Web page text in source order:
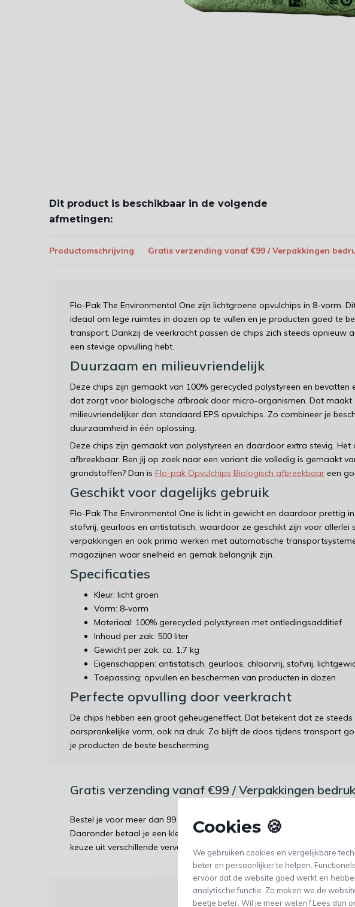
Cookies 🍪
We gebruiken cookies en vergelijkbare
beter en persoonlijker te helpen.
ervoor dat de website goed werkt en
analytische functie. Zo maken we de
beetje beter. Wil je meer weten? Lees dan
Dit product is beschikbaar in de volgende
afmetingen:
Productomschrijving Gratis verzending vanaf €99 / Verpakkingen
Flo-Pak The Environmental One zijn lichtgroene opvulchips in 8-vorm.
ideaal om lege ruimtes in dozen op te vullen en je producten goed te
transport. Dankzij de veerkracht passen de chips zich steeds opnieuw
een stevige opvulling hebt.
Duurzaam en milieuvriendelijk
Deze chips zijn gemaakt van 100% gerecycled polystyreen en bevatten
dat zorgt voor biologische afbraak door micro-organismen. Dat maakt
milieuvriendelijker dan standaard EPS opvulchips. Zo combineer je
duurzaamheid in één oplossing.
Deze chips zijn gemaakt van polystyreen en daardoor extra stevig.
afbreekbaar. Ben jij op zoek naar een variant die volledig is gemaakt
grondstoffen? Dan is Flo-pak Opvulchips Biologisch afbreekbaar een
Geschikt voor dagelijks gebruik
Flo-Pak The Environmental One is licht in gewicht en daardoor prettig
stofvrij, geurloos en antistatisch, waardoor ze geschikt zijn voor allerlei
verpakkingen en ook prima werken met automatische
magazijnen waar snelheid en gemak belangrijk zijn.
Specificaties
Kleur: licht groen
Vorm: 8-vorm
Materiaal: 100% gerecycled polystyreen met ontledingsadditief
Inhoud per zak: 500 liter
Gewicht per zak: ca. 1,7 kg
Eigenschappen: antistatisch, geurloos, chloorvrij, stofvrij,
Toepassing: opvullen en beschermen van producten in dozen
Perfecte opvulling door veerkracht
De chips hebben een groot geheugeneffect. Dat betekent dat ze
oorspronkelijke vorm, ook na druk. Zo blijft de doos tijdens transport
je producten de beste bescherming.
Gratis verzending vanaf €99 / Verpakkingen
Bestel je voor meer dan 99 euro? Dan wordt jouw order zonder extra
Daaronder betaal je een kleine bijdrage aan verzendkosten. Op de
keuze uit verschillende vervoerders.